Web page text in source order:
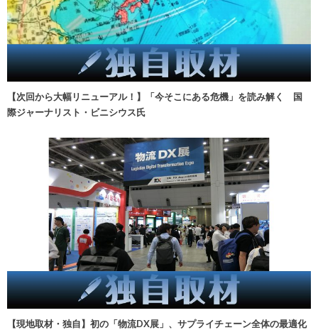
【次回から大幅リニューアル！】「今そこにある危機」を読み解く 国
際ジャーナリスト・ビニシウス氏
【現地取材・独自】初の「物流DX展」、サプライチェーン全体の最適化